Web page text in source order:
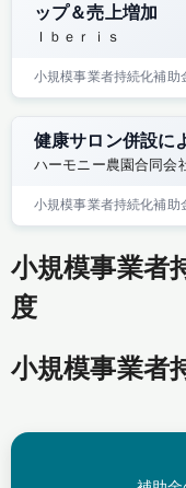
ップ＆売上増加
Ｉｂｅｒｉｓ
小規模事業者持続化補助
健康サロン併設に
ハーモニー農園合同会
小規模事業者持続化補助
小規模事業者
度
小規模事業者